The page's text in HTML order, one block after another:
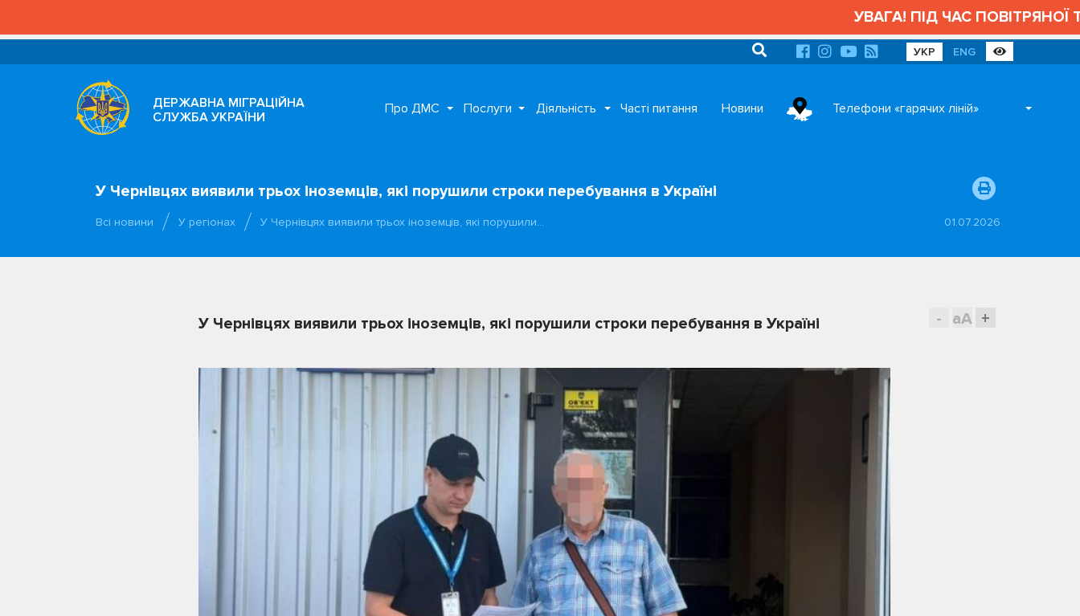
УВАГА! ПІД ЧАС ПОВІТРЯНОЇ
УКР ENG
ДЕРЖАВНА МІГРАЦІЙНА
СЛУЖБА УКРАЇНИ
Про ДМС Послуги Діяльність Часті питання Новини Телефони «гарячих ліній»
У Чернівцях виявили трьох іноземців, які порушили строки перебування в Україні
Всі новини У регіонах У Чернівцях виявили трьох іноземців, які порушили… 01.07.2026
- aA +
У Чернівцях виявили трьох іноземців, які порушили строки перебування в Україні